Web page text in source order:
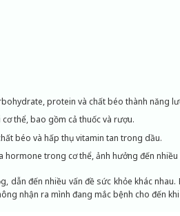
protein và chất béo thành năng
thể, bao gồm cả thuốc và rượu.
béo và hấp thụ vitamin tan trong dầu.
hormone trong cơ thể, ảnh hưởng đến
dẫn đến nhiều vấn đề sức khỏe khác
nhận ra mình đang mắc bệnh cho đến